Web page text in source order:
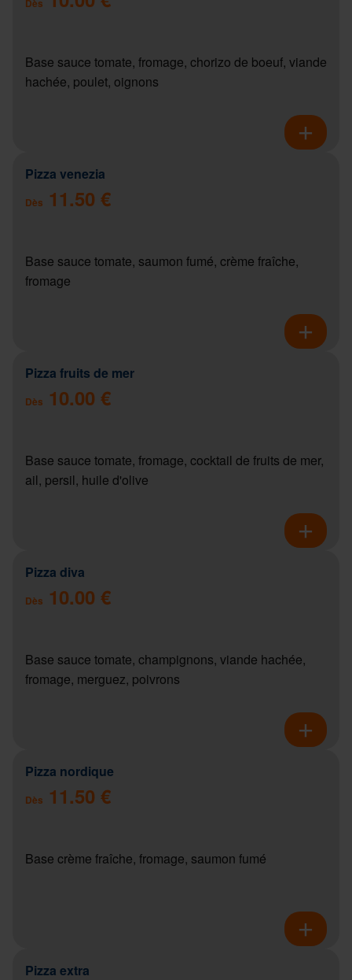
Dès
Base sauce tomate, fromage, chorizo de boeuf, viande
hachée, poulet, oignons
Pizza venezia
Dès 11.50 €
Base sauce tomate, saumon fumé, crème fraîche,
fromage
Pizza fruits de mer
Dès 10.00 €
Base sauce tomate, fromage, cocktail de fruits de mer,
ail, persil, huile d'olive
Pizza diva
Dès 10.00 €
Base sauce tomate, champignons, viande hachée,
fromage, merguez, poivrons
Pizza nordique
Dès 11.50 €
Base crème fraîche, fromage, saumon fumé
Pizza extra